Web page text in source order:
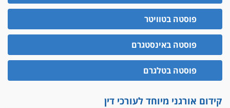
יו"ר מחוז ת"א משבץ עובדות שלו למינוי דייני בית
הדין למשמעת
האופנוע חזר הביתה
עו"ד גיל פרידמן והרפתקאות אופנוע השטח שלו
הזכות לטנף
זוכה עורך-דין שהשווה את ברק לסינוואר ואת
פוסטה בטוויטר
פוסטה באינסטגרם
פוסטה בטלגרם
קידום אורגני מיוחד לעורכי דין